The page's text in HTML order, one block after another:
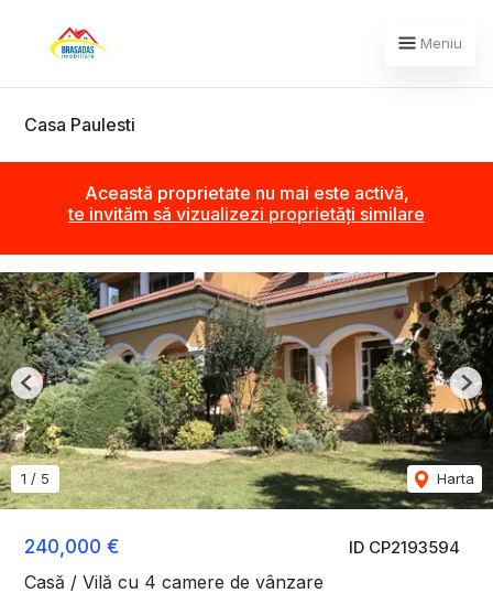
Meniu
Casa Paulesti
Această proprietate nu mai este activă,
te invităm să vizualizezi proprietăți similare
ID CP2193594
240,000 €
Casă / Vilă cu 4 camere de vânzare
1 / 5 Harta
Previous